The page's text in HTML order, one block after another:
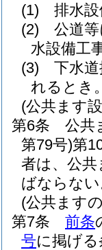
(1)
排水
(2)
公道
水設備工
(3)
下水
れるとき
(公共ます
第6条
公共
第79号)第
者は、公
ばならな
(公共ます
第7条
前条
号に掲げ